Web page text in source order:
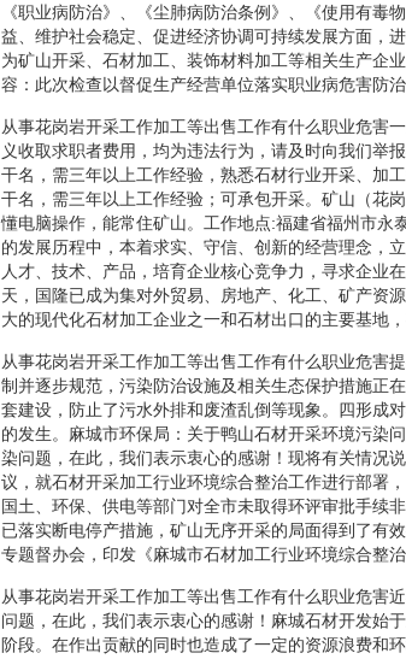
《职业病防治》、《尘肺病防治条例》、《使用有
益、维护社会稳定、促进经济协调可持续发展方面，
为矿山开采、石材加工、装饰材料加工等相关生产企
容：此次检查以督促生产经营单位落实职业病危害防治
从事花岗岩开采工作加工等出售工作有什么职业危害
义收取求职者费用，均为违法行为，请及时向我们举
干名，需三年以上工作经验，熟悉石材行业开采、加
干名，需三年以上工作经验；可承包开采。矿山（花
懂电脑操作，能常住矿山。工作地点:福建省福州市
的发展历程中，本着求实、守信、创新的经营理念，
人才、技术、产品，培育企业核心竞争力，寻求企业
天，国隆已成为集对外贸易、房地产、化工、矿产资
大的现代化石材加工企业之一和石材出口的主要基地，
从事花岗岩开采工作加工等出售工作有什么职业危害
制并逐步规范，污染防治设施及相关生态保护措施正
套建设，防止了污水外排和废渣乱倒等现象。四形成
的发生。麻城市环保局：关于鸭山石材开采环境污染
染问题，在此，我们表示衷心的感谢！现将有关情况
议，就石材开采加工行业环境综合整治工作进行部署
国土、环保、供电等部门对全市未取得环评审批手续
已落实断电停产措施，矿山无序开采的局面得到了有
专题督办会，印发《麻城市石材加工行业环境综合整治
从事花岗岩开采工作加工等出售工作有什么职业危害
问题，在此，我们表示衷心的感谢！麻城石材开发始
阶段。在作出贡献的同时也造成了一定的资源浪费和